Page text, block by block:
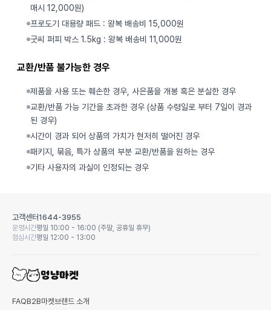
매시 12,000원)
프로도기 대용량 패드 : 왕복 배송비 15,000원
굿씨 퍼피 박스 1.5kg : 왕복 배송비 11,000원
교환/반품 불가능한 경우
제품을 사용 또는 훼손한 경우, 사은품을 개봉 혹은 분실한 경우
교환/반품 가능 기간을 초과한 경우 (상품 수령일로 부터 7일이 경과
된 경우)
시간이 경과 되어 상품의 가치가 현저히 떨어진 경우
패키지, 묶음, 특가 상품의 부분 교환/반품을 원하는 경우
기타 사용자의 과실이 인정되는 경우
고객센터1644-3955
운영시간평일 10:00 - 16:00 (주말, 공휴일 휴무)
점심시간평일 12:00 - 13:00
FAQB2B마켓 브랜드 소개